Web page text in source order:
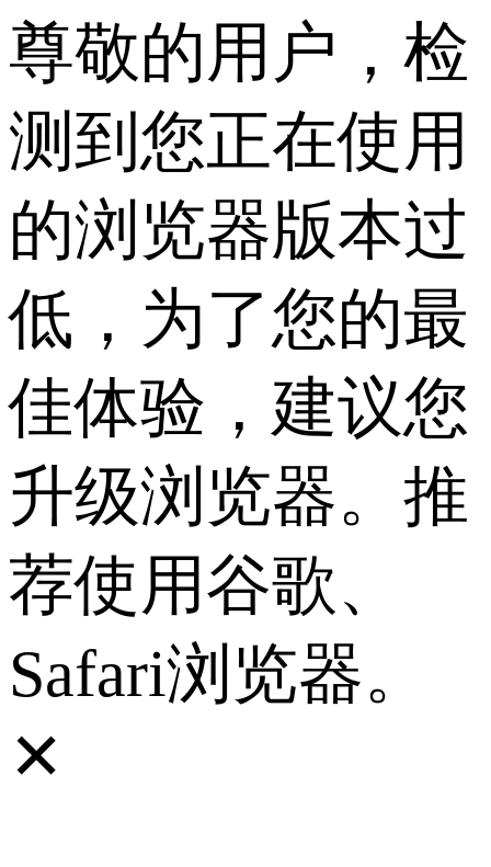
尊敬的用户，检
测到您正在使用
的浏览器版本过
低，为了您的最
佳体验，建议您
升级浏览器。推
荐使用谷歌、
Safari浏览器。
✕